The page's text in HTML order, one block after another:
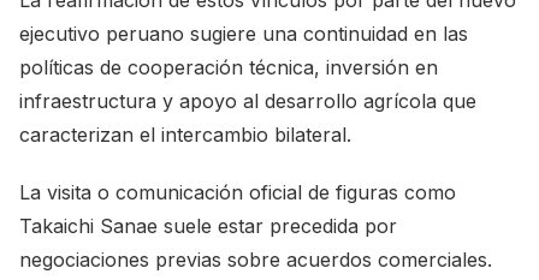
ejecutivo peruano sugiere una continuidad en las
políticas de cooperación técnica, inversión en
infraestructura y apoyo al desarrollo agrícola que
caracterizan el intercambio bilateral.
La visita o comunicación oficial de figuras como
Takaichi Sanae suele estar precedida por
negociaciones previas sobre acuerdos comerciales.